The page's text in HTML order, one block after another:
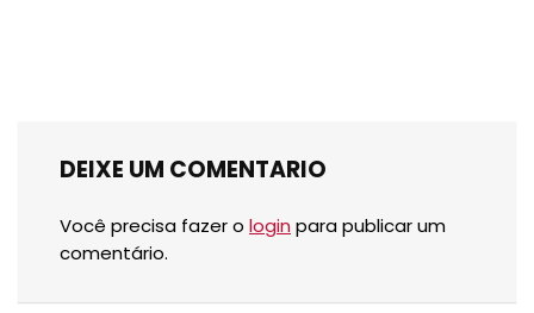
DEIXE UM COMENTARIO
Você precisa fazer o login para publicar um
comentário.